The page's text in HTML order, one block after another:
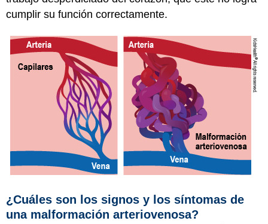
cumplir su función correctamente.
¿Cuáles son los signos y los síntomas de
una malformación arteriovenosa?